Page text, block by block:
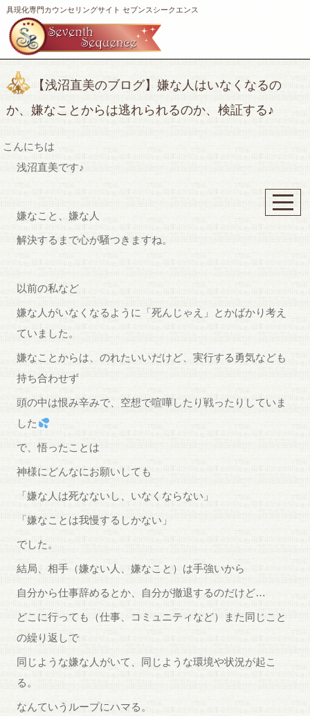
具現化専門カウンセリングサイト セブンスシークエンス
【浅沼直美のブログ】嫌な人はいなくなるの
か、嫌なことからは逃れられるのか、検証する♪
こんにちは
浅沼直美です♪
嫌なこと、嫌な人
解決するまで心が騒つきますね。
以前の私など
嫌な人がいなくなるように「死んじゃえ」とかばかり考え
ていました。
嫌なことからは、のれたいいだけど、実行する勇気なども
持ち合わせず
頭の中は恨み辛みで、空想で喧嘩したり戦ったりしていま
した
で、悟ったことは
神様にどんなにお願いしても
「嫌な人は死なないし、いなくならない」
「嫌なことは我慢するしかない」
でした。
結局、相手（嫌ない人、嫌なこと）は手強いから
自分から仕事辞めるとか、自分が撤退するのだけど…
どこに行っても（仕事、コミュニティなど）また同じこと
の繰り返しで
同じような嫌な人がいて、同じような環境や状況が起こ
る。
なんていうループにハマる。